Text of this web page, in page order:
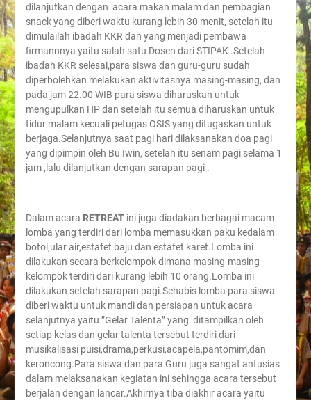
dilanjutkan dengan acara makan malam dan pembagian
snack yang diberi waktu kurang lebih 30 menit, setelah itu
dimulailah ibadah KKR dan yang menjadi pembawa
firmannnya yaitu salah satu Dosen dari STIPAK .Setelah
ibadah KKR selesai,para siswa dan guru-guru sudah
diperbolehkan melakukan aktivitasnya masing-masing, dan
pada jam 22.00 WIB para siswa diharuskan untuk
mengupulkan HP dan setelah itu semua diharuskan untuk
tidur malam kecuali petugas OSIS yang ditugaskan untuk
berjaga.Selanjutnya saat pagi hari dilaksanakan doa pagi
yang dipimpin oleh Bu Iwin, setelah itu senam pagi selama 1
jam ,lalu dilanjutkan dengan sarapan pagi .
Dalam acara RETREATini juga diadakan berbagai macam
lomba yang terdiri dari lomba memasukkan paku kedalam
botol,ular air,estafet baju dan estafet karet.Lomba ini
dilakukan secara berkelompok dimana masing-masing
kelompok terdiri dari kurang lebih 10 orang.Lomba ini
dilakukan setelah sarapan pagi.Sehabis lomba para siswa
diberi waktu untuk mandi dan persiapan untuk acara
selanjutnya yaitu ”Gelar Talenta” yang ditampilkan oleh
setiap kelas dan gelar talenta tersebut terdiri dari
musikalisasi puisi,drama,perkusi,acapela,pantomim,dan
keroncong.Para siswa dan para Guru juga sangat antusias
dalam melaksanakan kegiatan ini sehingga acara tersebut
berjalan dengan lancar.Akhirnya tiba diakhir acara yaitu